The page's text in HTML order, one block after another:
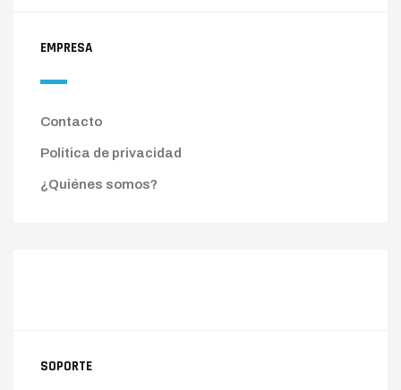
EMPRESA
Contacto
Política de privacidad
¿Quiénes somos?
SOPORTE